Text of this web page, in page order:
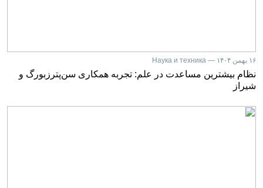
۱۶ بهمن ۱۴۰۴ — Наука и техника
نظام بیشترین مساعدت در علم: تجربه همکاری سن‌پترزبورگ و
شیراز